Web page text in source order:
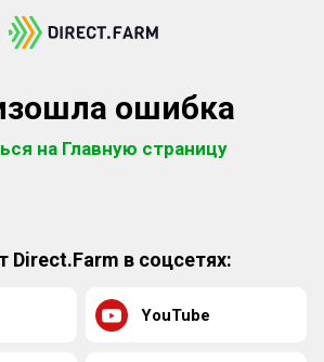
ошибка
на Главную страницу
Direct.Farm в соцсетях:
YouTube